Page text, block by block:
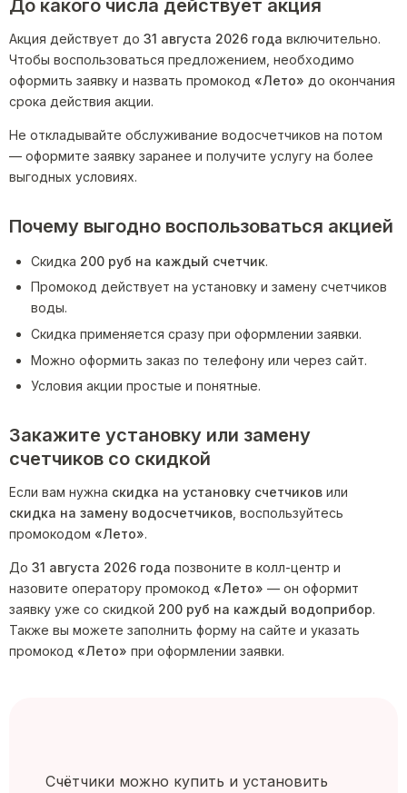
До какого числа действует акция
Акция действует до 31 августа 2026 года включительно.
Чтобы воспользоваться предложением, необходимо
оформить заявку и назвать промокод «Лето» до окончания
срока действия акции.
Не откладывайте обслуживание водосчетчиков на потом
— оформите заявку заранее и получите услугу на более
выгодных условиях.
Почему выгодно воспользоваться акцией
Скидка 200 руб на каждый счетчик.
Промокод действует на установку и замену счетчиков
воды.
Скидка применяется сразу при оформлении заявки.
Можно оформить заказ по телефону или через сайт.
Условия акции простые и понятные.
Закажите установку или замену
счетчиков со скидкой
Если вам нужна скидка на установку счетчиков или
скидка на замену водосчетчиков , воспользуйтесь
промокодом «Лето».
До 31 августа 2026 года позвоните в колл-центр и
назовите оператору промокод «Лето» — он оформит
заявку уже со скидкой 200 руб на каждый водоприбор.
Также вы можете заполнить форму на сайте и указать
промокод «Лето» при оформлении заявки.
Счётчики можно купить и установить